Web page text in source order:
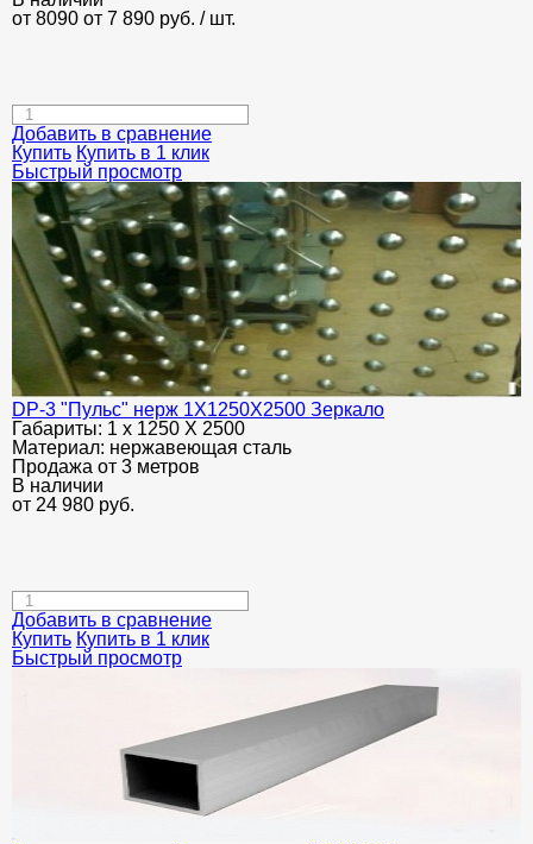
от 8090 от 7 890 руб. / шт.
Добавить в сравнение
Купить Купить в 1 клик
Быстрый просмотр
DP-3 "Пульс" нерж 1Х1250Х2500 Зеркало
Габариты: 1 х 1250 Х 2500
Материал: нержавеющая сталь
Продажа от 3 метров
В наличии
от 24 980 руб.
Добавить в сравнение
Купить Купить в 1 клик
Быстрый просмотр